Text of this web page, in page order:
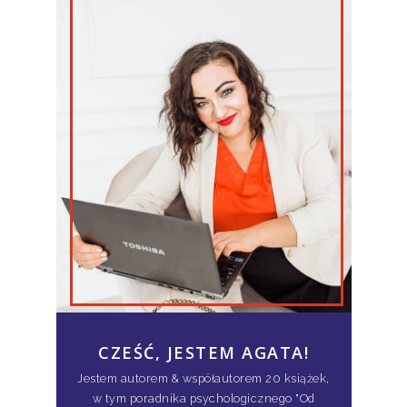
CZEŚĆ, JESTEM AGATA!
Jestem autorem & współautorem 20 książek,
w tym poradnika psychologicznego "Od